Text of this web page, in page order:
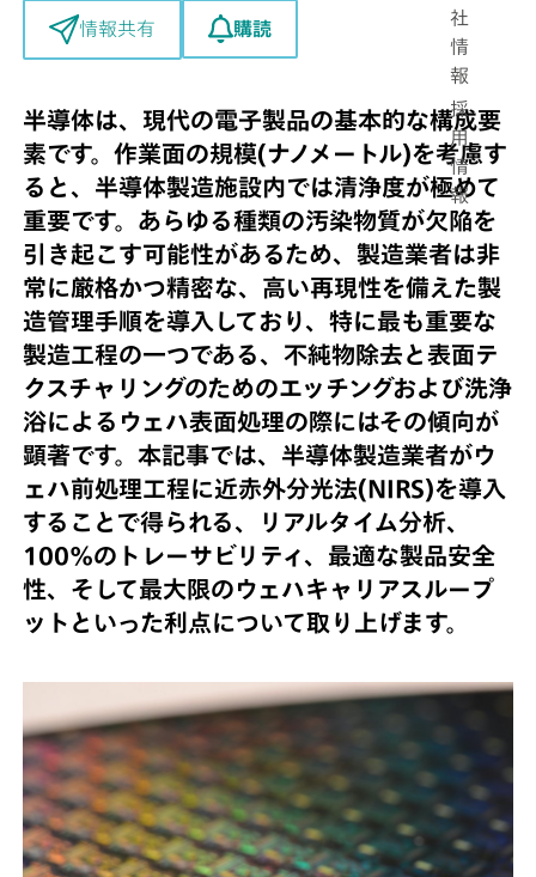
社
情
報
採
用
情
報
情報共有 購読
半導体は、現代の電子製品の基本的な構成要
素です。作業面の規模(ナノメートル)を考慮す
ると、半導体製造施設内では清浄度が極めて
重要です。あらゆる種類の汚染物質が欠陥を
引き起こす可能性があるため、製造業者は非
常に厳格かつ精密な、高い再現性を備えた製
造管理手順を導入しており、特に最も重要な
製造工程の一つである、不純物除去と表面テ
クスチャリングのためのエッチングおよび洗浄
浴によるウェハ表面処理の際にはその傾向が
顕著です。本記事では、半導体製造業者がウ
ェハ前処理工程に近赤外分光法(NIRS)を導入
することで得られる、リアルタイム分析、
100%のトレーサビリティ、最適な製品安全
性、そして最大限のウェハキャリアスループ
ットといった利点について取り上げます。